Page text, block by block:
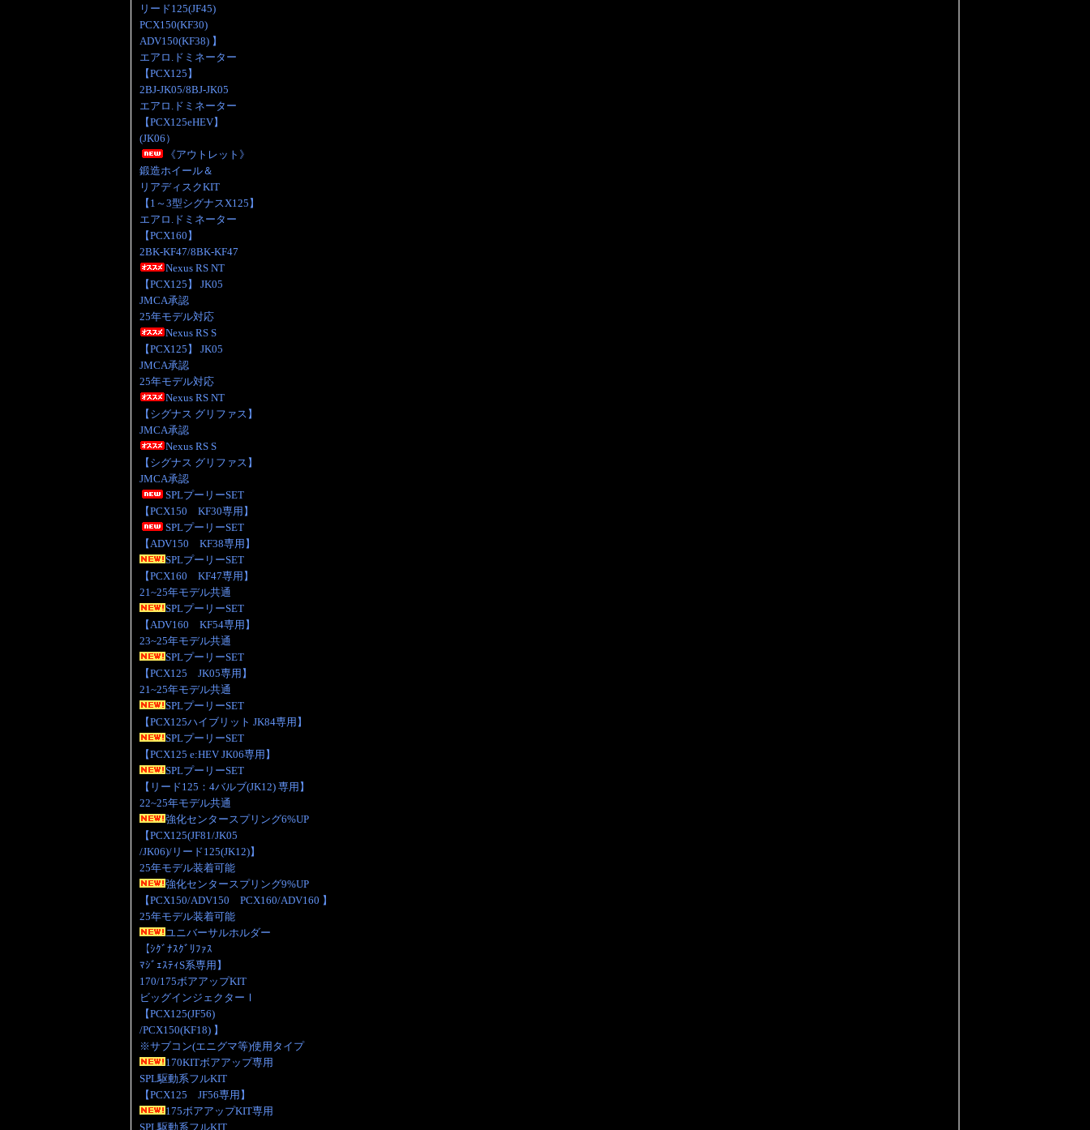
リード125(JF45)
PCX150(KF30)
ADV150(KF38) 】
エアロ.ドミネーター
【PCX125】
2BJ-JK05/8BJ-JK05
エアロ.ドミネーター
【PCX125eHEV】
(JK06）
《アウトレット》
鍛造ホイール＆
リアディスクKIT
【1～3型シグナスX125】
エアロ.ドミネーター
【PCX160】
2BK-KF47/8BK-KF47
Nexus RS NT
【PCX125】 JK05
JMCA承認
25年モデル対応
Nexus RS S
【PCX125】 JK05
JMCA承認
25年モデル対応
Nexus RS NT
【シグナス グリファス】
JMCA承認
Nexus RS S
【シグナス グリファス】
JMCA承認
SPLプーリーSET
【PCX150 KF30専用】
SPLプーリーSET
【ADV150 KF38専用】
SPLプーリーSET
【PCX160 KF47専用】
21~25年モデル共通
SPLプーリーSET
【ADV160 KF54専用】
23~25年モデル共通
SPLプーリーSET
【PCX125 JK05専用】
21~25年モデル共通
SPLプーリーSET
【PCX125ハイブリット JK84専用】
SPLプーリーSET
【PCX125 e:HEV JK06専用】
SPLプーリーSET
【リード125：4バルブ(JK12) 専用】
22~25年モデル共通
強化センタースプリング6%UP
【PCX125(JF81/JK05
/JK06)/リード125(JK12)】
25年モデル装着可能
強化センタースプリング9%UP
【PCX150/ADV150 PCX160/ADV160 】
25年モデル装着可能
ユニバーサルホルダー
【ｼｸﾞﾅｽｸﾞﾘﾌｧｽ
ﾏｼﾞｪｽﾃｨS系専用】
170/175ボアアップKIT
ビッグインジェクターⅠ
【PCX125(JF56)
/PCX150(KF18) 】
※サブコン(エニグマ等)使用タイプ
170KITボアアップ専用
SPL駆動系フルKIT
【PCX125 JF56専用】
175ボアアップKIT専用
SPL駆動系フルKIT